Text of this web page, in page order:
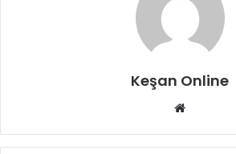
Keşan Online
Web